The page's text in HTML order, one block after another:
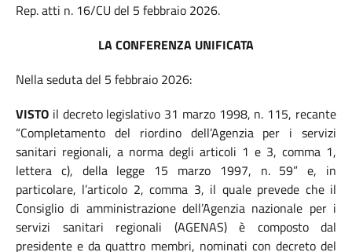
Rep. atti n. 16/CU del 5 febbraio 2026.
LA CONFERENZA UNIFICATA
Nella seduta del 5 febbraio 2026:
VISTO il decreto legislativo 31 marzo 1998, n. 115, recante
“Completamento del riordino dell’Agenzia per i servizi
sanitari regionali, a norma degli articoli 1 e 3, comma 1,
lettera c), della legge 15 marzo 1997, n. 59” e, in
particolare, l’articolo 2, comma 3, il quale prevede che il
Consiglio di amministrazione dell’Agenzia nazionale per i
servizi sanitari regionali (AGENAS) è composto dal
presidente e da quattro membri, nominati con decreto del